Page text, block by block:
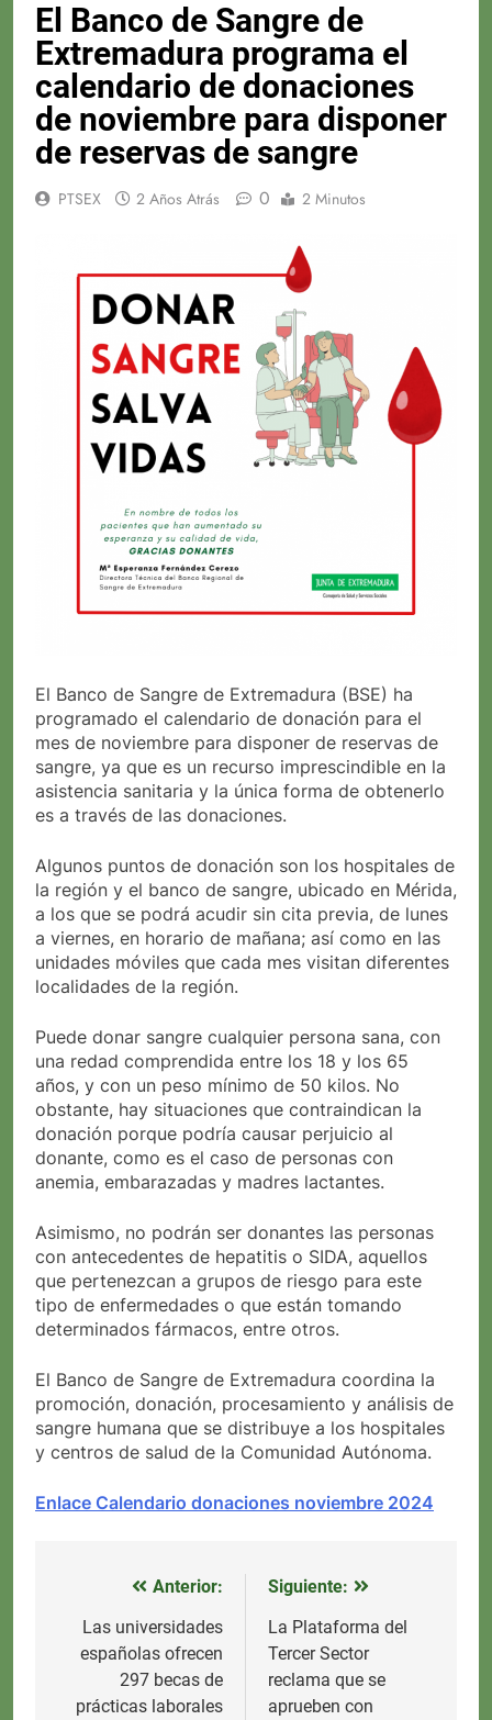
El Banco de Sangre de
Extremadura programa el
calendario de donaciones
de noviembre para disponer
de reservas de sangre
PTSEX 2 Años Atrás 0 2 Minutos
El Banco de Sangre de Extremadura (BSE) ha
programado el calendario de donación para el
mes de noviembre para disponer de reservas de
sangre, ya que es un recurso imprescindible en la
asistencia sanitaria y la única forma de obtenerlo
es a través de las donaciones.
Algunos puntos de donación son los hospitales de
la región y el banco de sangre, ubicado en Mérida,
a los que se podrá acudir sin cita previa, de lunes
a viernes, en horario de mañana; así como en las
unidades móviles que cada mes visitan diferentes
localidades de la región.
Puede donar sangre cualquier persona sana, con
una redad comprendida entre los 18 y los 65
años, y con un peso mínimo de 50 kilos. No
obstante, hay situaciones que contraindican la
donación porque podría causar perjuicio al
donante, como es el caso de personas con
anemia, embarazadas y madres lactantes.
Asimismo, no podrán ser donantes las personas
con antecedentes de hepatitis o SIDA, aquellos
que pertenezcan a grupos de riesgo para este
tipo de enfermedades o que están tomando
determinados fármacos, entre otros.
El Banco de Sangre de Extremadura coordina la
promoción, donación, procesamiento y análisis de
sangre humana que se distribuye a los hospitales
y centros de salud de la Comunidad Autónoma.
Enlace Calendario donaciones noviembre 2024
Navegación
de
entradas
Anterior:
Las universidades
españolas ofrecen
297 becas de
prácticas laborales
Siguiente:
La Plataforma del
Tercer Sector
reclama que se
aprueben con